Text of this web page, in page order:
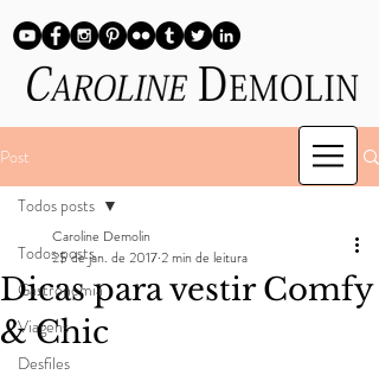
Post
Todos posts
Gastronomia
Viagens
Desfiles
Todos posts
Dicas para vestir Comfy
& Chic
Caroline Demolin
25 de jan. de 20172 min de leitura